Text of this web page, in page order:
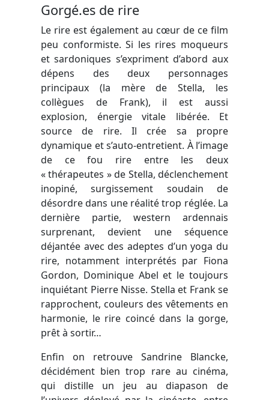
Gorgé.es de rire
Le rire est également au cœur de ce film
peu conformiste. Si les rires moqueurs
et sardoniques s’expriment d’abord aux
dépens des deux personnages
principaux (la mère de Stella, les
collègues de Frank), il est aussi
explosion, énergie vitale libérée. Et
source de rire. Il crée sa propre
dynamique et s’auto-entretient. À l’image
de ce fou rire entre les deux
« thérapeutes » de Stella, déclenchement
inopiné, surgissement soudain de
désordre dans une réalité trop réglée. La
dernière partie, western ardennais
surprenant, devient une séquence
déjantée avec des adeptes d’un yoga du
rire, notamment interprétés par Fiona
Gordon, Dominique Abel et le toujours
inquiétant Pierre Nisse. Stella et Frank se
rapprochent, couleurs des vêtements en
harmonie, le rire coincé dans la gorge,
prêt à sortir…
Enfin on retrouve Sandrine Blancke,
décidément bien trop rare au cinéma,
qui distille un jeu au diapason de